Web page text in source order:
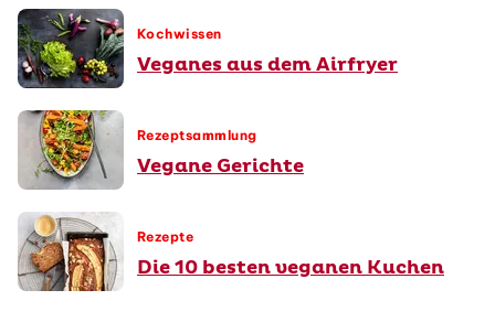
Kochwissen
Veganes aus dem Airfryer
Rezeptsammlung
Vegane Gerichte
Rezepte
Die 10 besten veganen Kuchen